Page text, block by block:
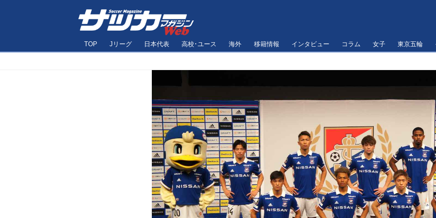
TOP Jリーグ 日本代表 高校･ユース 海外 移籍情報 インタビュー コラム 女子 東京五輪